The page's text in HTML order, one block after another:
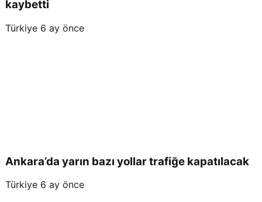
kaybetti
Türkiye 6 ay önce
Ankara’da yarın bazı yollar trafiğe kapatılacak
Türkiye 6 ay önce